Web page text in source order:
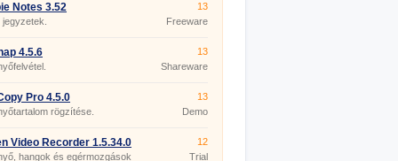
Notes 3.52
13
Freeware
4.5.6
13
Shareware
Pro 4.5.0
rögzítése.
13
Demo
Video Recorder 1.5.34.0
hangok és egérmozgások
12
Trial